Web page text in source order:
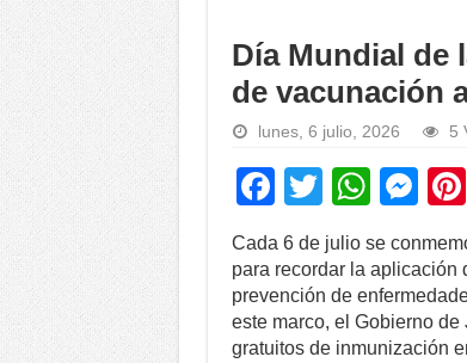
Día Mundial de
de vacunación
lunes, 6 julio, 2026 5
F
a
c
e
b
T
wi
tt
er
W
at
s
A
M
ss
e
n
Cada 6 de julio se
para recordar la aplicación
prevención de
este marco, el Gobierno
gratuitos de inmunización